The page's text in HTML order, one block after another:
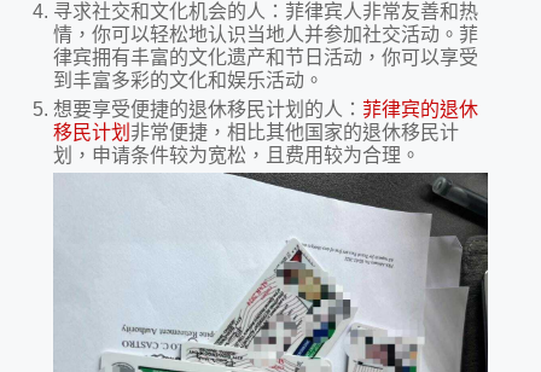
寻求社交和文化机会的人：菲律宾人非常友善和热
情，你可以轻松地认识当地人并参加社交活动。菲
律宾拥有丰富的文化遗产和节日活动，你可以享受
到丰富多彩的文化和娱乐活动。
想要享受便捷的退休移民计划的人： 菲律宾的退休
移民计划 非常便捷，相比其他国家的退休移民计
划，申请条件较为宽松，且费用较为合理。